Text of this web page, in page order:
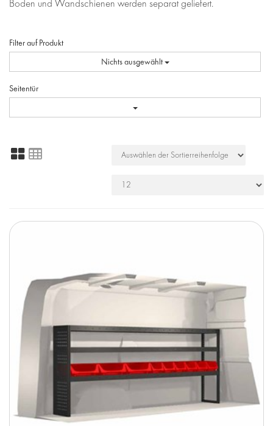
Boden und Wandschienen werden separat geliefert.
Filter auf Produkt
Nichts ausgewählt
Seitentür